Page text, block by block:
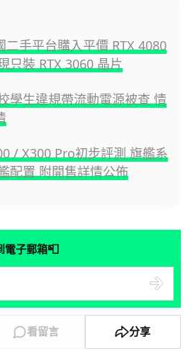
二手平台購入平價 RTX 4080
只裝 RTX 3060 晶片
學生違規帶流動電源被查 情
/ X300 Pro初步評測 旗艦系
配置 附開售詳情公佈
電子郵箱📮
看留言 分享